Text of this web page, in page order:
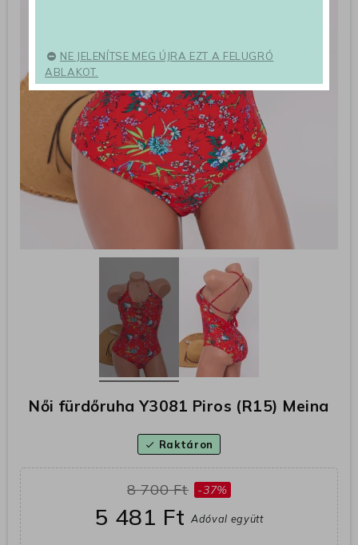
Női fürdőruha Y3081 Piros (R15) Meina
check Raktáron
8 700 Ft -37%
5 481 FtAdóval együtt
NE JELENÍTSE MEG ÚJRA EZT A FELUGRÓ
ABLAKOT.